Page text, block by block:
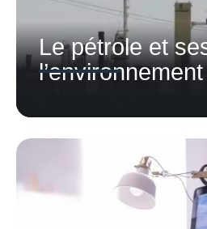
Le pétrole et
l’environnement